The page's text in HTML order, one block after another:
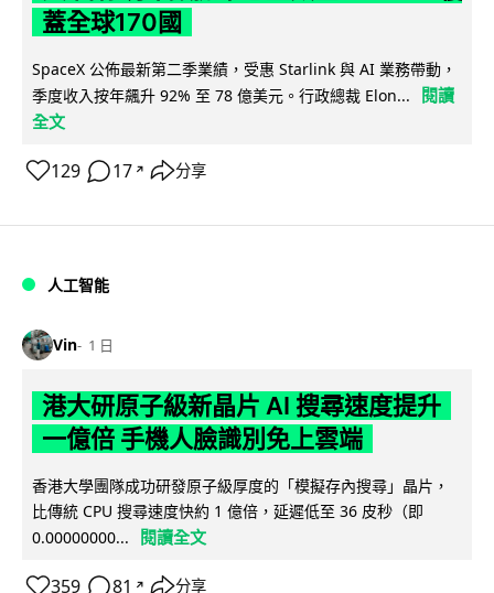
蓋全球170國
SpaceX 公佈最新第二季業績，受惠 Starlink 與 AI 業務帶動，
季度收入按年飆升 92% 至 78 億美元。行政總裁 Elon...
閱讀
全文
129 17 ↗ 分享
人工智能
Vin 1 日
港大研原子級新晶片 AI 搜尋速度提升
一億倍 手機人臉識別免上雲端
香港大學團隊成功研發原子級厚度的「模擬存內搜尋」晶片，
比傳統 CPU 搜尋速度快約 1 億倍，延遲低至 36 皮秒（即
0.00000000...
閱讀全文
359 81 ↗ 分享